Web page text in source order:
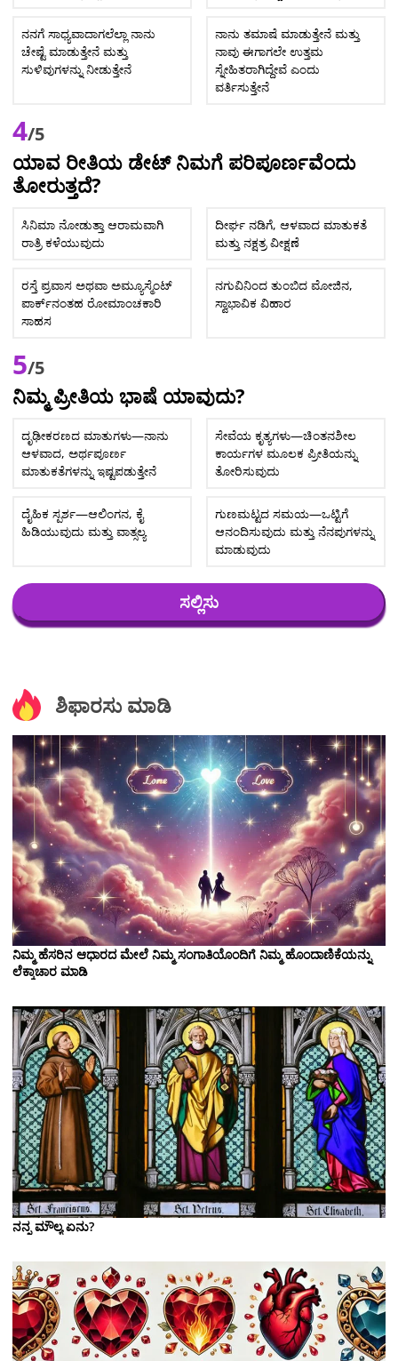
ನನಗೆ ಸಾಧ್ಯವಾದಾಗಲೆಲ್ಲಾ ನಾನು
ಚೇಷ್ಟೆ ಮಾಡುತ್ತೇನೆ ಮತ್ತು
ಸುಳಿವುಗಳನ್ನು ನೀಡುತ್ತೇನೆ
ನಾನು ತಮಾಷೆ ಮಾಡುತ್ತೇನೆ ಮತ್ತು
ನಾವು ಈಗಾಗಲೇ ಉತ್ತಮ
ಸ್ನೇಹಿತರಾಗಿದ್ದೇವೆ ಎಂದು
ವರ್ತಿಸುತ್ತೇನೆ
4/5
ಯಾವ ರೀತಿಯ ಡೇಟ್ ನಿಮಗೆ ಪರಿಪೂರ್ಣವೆಂದು
ತೋರುತ್ತದೆ?
ಸಿನಿಮಾ ನೋಡುತ್ತಾ ಆರಾಮವಾಗಿ
ರಾತ್ರಿ ಕಳೆಯುವುದು
ದೀರ್ಘ ನಡಿಗೆ, ಆಳವಾದ ಮಾತುಕತೆ
ಮತ್ತು ನಕ್ಷತ್ರ ವೀಕ್ಷಣೆ
ರಸ್ತೆ ಪ್ರವಾಸ ಅಥವಾ ಅಮ್ಯೂಸ್ಮೆಂಟ್
ಪಾರ್ಕ್‌ನಂತಹ ರೋಮಾಂಚಕಾರಿ
ಸಾಹಸ
ನಗುವಿನಿಂದ ತುಂಬಿದ ಮೋಜಿನ,
ಸ್ವಾಭಾವಿಕ ವಿಹಾರ
5/5
ನಿಮ್ಮ ಪ್ರೀತಿಯ ಭಾಷೆ ಯಾವುದು?
ದೃಢೀಕರಣದ ಮಾತುಗಳು—ನಾನು
ಆಳವಾದ, ಅರ್ಥಪೂರ್ಣ
ಮಾತುಕತೆಗಳನ್ನು ಇಷ್ಟಪಡುತ್ತೇನೆ
ಸೇವೆಯ ಕೃತ್ಯಗಳು—ಚಿಂತನಶೀಲ
ಕಾರ್ಯಗಳ ಮೂಲಕ ಪ್ರೀತಿಯನ್ನು
ತೋರಿಸುವುದು
ದೈಹಿಕ ಸ್ಪರ್ಶ—ಆಲಿಂಗನ, ಕೈ
ಹಿಡಿಯುವುದು ಮತ್ತು ವಾತ್ಸಲ್ಯ
ಗುಣಮಟ್ಟದ ಸಮಯ—ಒಟ್ಟಿಗೆ
ಆನಂದಿಸುವುದು ಮತ್ತು ನೆನಪುಗಳನ್ನು
ಮಾಡುವುದು
ಸಲ್ಲಿಸು
ಶಿಫಾರಸು ಮಾಡಿ
ನಿಮ್ಮ ಹೆಸರಿನ ಆಧಾರದ ಮೇಲೆ ನಿಮ್ಮ ಸಂಗಾತಿಯೊಂದಿಗೆ ನಿಮ್ಮ ಹೊಂದಾಣಿಕೆಯನ್ನು
ಲೆಕ್ಕಾಚಾರ ಮಾಡಿ
ನನ್ನ ಮೌಲ್ಯ ಏನು?